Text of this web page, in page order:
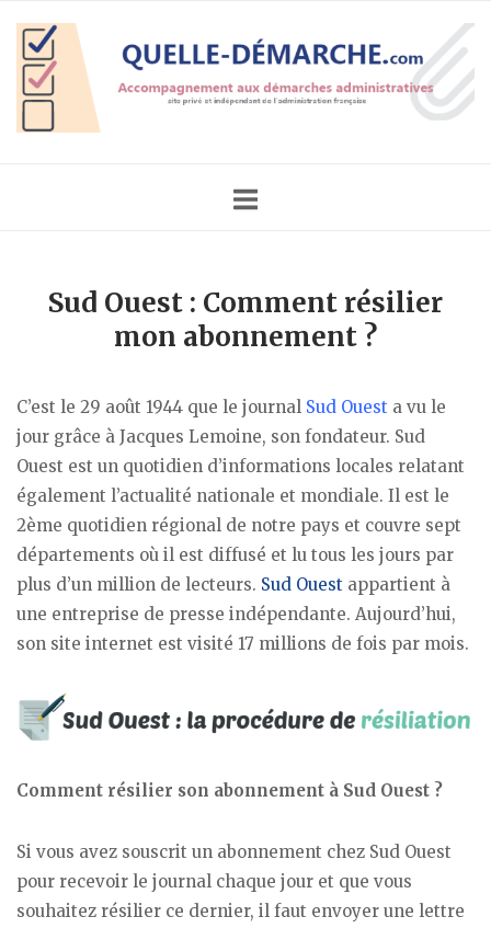
content
Home
Sud Ouest : Comment résilier
mon abonnement ?
C’est le 29 août 1944 que le journal Sud Ouest a vu le
jour grâce à Jacques Lemoine, son fondateur. Sud
Ouest est un quotidien d’informations locales relatant
également l’actualité nationale et mondiale. Il est le
2ème quotidien régional de notre pays et couvre sept
départements où il est diffusé et lu tous les jours par
plus d’un million de lecteurs. Sud Ouest appartient à
une entreprise de presse indépendante. Aujourd’hui,
son site internet est visité 17 millions de fois par mois.
Comment résilier son abonnement à Sud Ouest ?
Si vous avez souscrit un abonnement chez Sud Ouest
pour recevoir le journal chaque jour et que vous
souhaitez résilier ce dernier, il faut envoyer une lettre